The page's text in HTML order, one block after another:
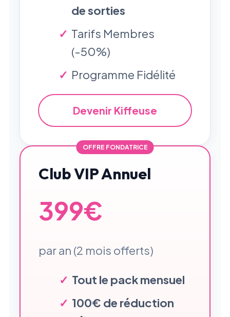
de sorties
Tarifs Membres
(-50%)
Programme Fidélité
Devenir Kiffeuse
OFFRE FONDATRICE
Club VIP Annuel
399€
par an (2 mois offerts)
Tout le pack mensuel
100€ de réduction